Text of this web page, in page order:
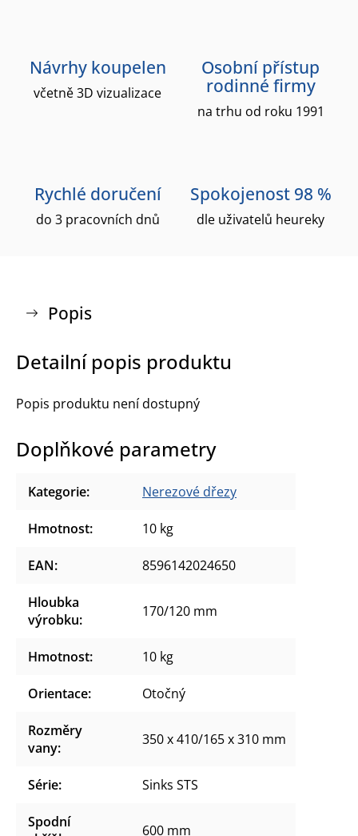
Návrhy koupelen
včetně 3D vizualizace
Osobní přístup
rodinné firmy
na trhu od roku 1991
Rychlé doručení
do 3 pracovních dnů
Spokojenost 98 %
dle uživatelů heureky
Popis
Detailní popis produktu
Popis produktu není dostupný
Doplňkové parametry
Kategorie: Nerezové dřezy
Hmotnost: 10 kg
EAN: 8596142024650
Hloubka
výrobku: 170/120 mm
Hmotnost: 10 kg
Orientace: Otočný
Rozměry
vany: 350 x 410/165 x 310 mm
Série: Sinks STS
Spodní
600 mm